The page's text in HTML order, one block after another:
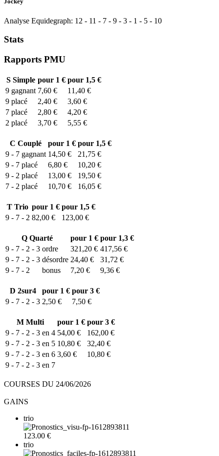
Analyse Equidegraph: 12 - 11 - 7 - 9 - 3 - 1 - 5 - 10
Stats
Rapports PMU
SSimple pour 1 € pour 1,5 €
9 gagnant 7,60 €
11,40 €
9 placé 2,40 €
3,60 €
7 placé 2,80 €
4,20 €
2 placé 3,70 € 5,55 €
C Couplé pour 1 € pour 1,5 €
9 - 7 gagnant 14,50 €
21,75 €
9 - 7 placé 6,80 €
10,20 €
9 - 2 placé 13,00 €
19,50 €
7 - 2 placé 10,70 € 16,05 €
T Trio pour 1 € pour 1,5 €
9 - 7 - 2 82,00 € 123,00 €
QQuarté pour 1 € pour 1,3 €
9 - 7 - 2 - 3 ordre 321,20 € 417,56 €
9 - 7 - 2 - 3 désordre 24,40 €
31,72 €
9 - 7 - 2
bonus 7,20 € 9,36 €
D 2sur4 pour 1 € pour 3 €
9 - 7 - 2 - 3 2,50 € 7,50 €
M Multi pour 1 € pour 3 €
9 - 7 - 2 - 3 en 4 54,00 €
162,00 €
9 - 7 - 2 - 3 en 5 10,80 €
32,40 €
9 - 7 - 2 - 3 en 6 3,60 €
10,80 €
9 - 7 - 2 - 3 en 7
COURSES DU 24/06/2026
GAINS
trio
123.00 €
trio